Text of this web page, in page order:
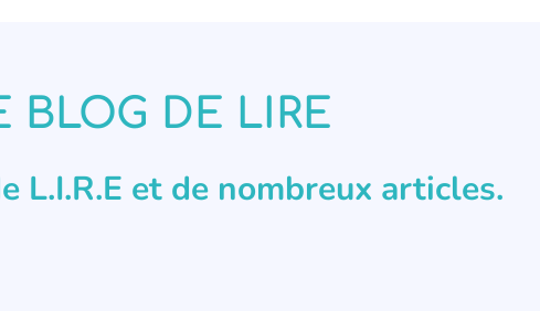
BLOG DE LIRE
L.I.R.E et de nombreux articles.